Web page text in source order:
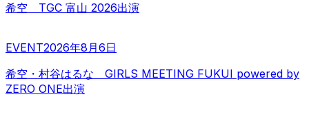
希空 TGC 富山 2026出演
EVENT2026年8月6日
希空・村谷はるな GIRLS MEETING FUKUI powered by
ZERO ONE出演